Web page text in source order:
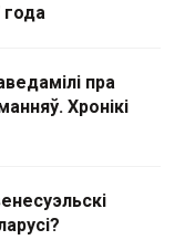
года
пра
Хронікі